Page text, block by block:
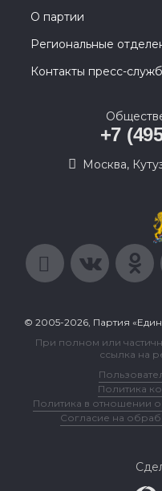
О партии
Региональные
Контакты пресс-
+7
Москва,
© 2005-2026, Партия
При полном или
ссылка на
Политика
Политика в отношении
Согласие на